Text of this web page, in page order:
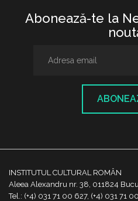
Abonează-te la
INSTITUTUL CULTURAL ROMÂN
Aleea Alexandru nr. 38, 011824
Tel.: (+4) 031 71 00 627, (+4) 031 71